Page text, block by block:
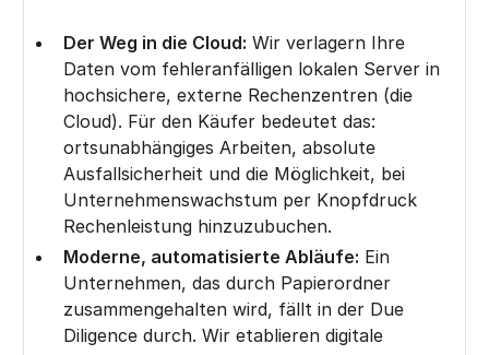
Der Weg in die Cloud: Wir verlagern Ihre
Daten vom fehleranfälligen lokalen Server in
hochsichere, externe Rechenzentren (die
Cloud). Für den Käufer bedeutet das:
ortsunabhängiges Arbeiten, absolute
Ausfallsicherheit und die Möglichkeit, bei
Unternehmenswachstum per Knopfdruck
Rechenleistung hinzuzubuchen.
Moderne, automatisierte Abläufe: Ein
Unternehmen, das durch Papierordner
zusammengehalten wird, fällt in der Due
Diligence durch. Wir etablieren digitale